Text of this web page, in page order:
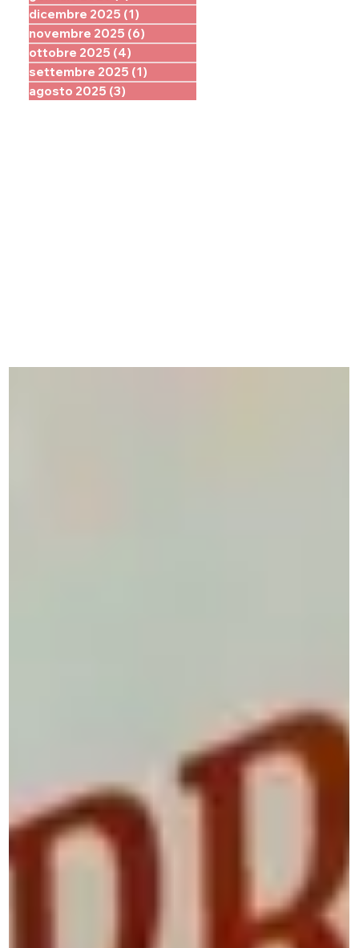
dicembre 2025 (1)
novembre 2025 (6)
ottobre 2025 (4)
settembre 2025 (1)
agosto 2025 (3)